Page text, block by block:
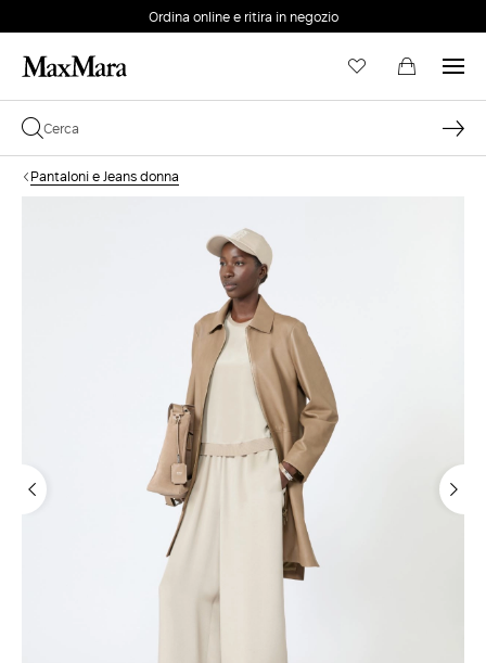
Ordina online e ritira in negozio
Pantaloni e Jeans donna
Password dimenticata?
ACCEDI
Login
ACCEDI CON GOOGLE
ACCEDI CON FACEBOOK
Non hai un account?